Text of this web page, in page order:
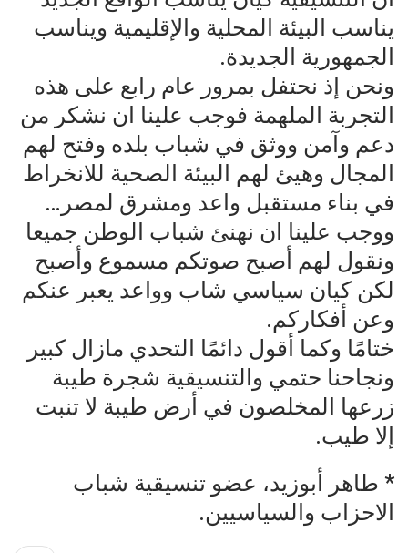
يناسب البيئة المحلية والإقليمية ويناسب
الجمهورية الجديدة.
ونحن إذ نحتفل بمرور عام رابع على هذه
التجربة الملهمة فوجب علينا ان نشكر من
دعم وآمن ووثق في شباب بلده وفتح لهم
المجال وهيئ لهم البيئة الصحية للانخراط
في بناء مستقبل واعد ومشرق لمصر…
ووجب علينا ان نهنئ شباب الوطن جميعا
ونقول لهم أصبح صوتكم مسموع وأصبح
لكن كيان سياسي شاب وواعد يعبر عنكم
وعن أفكاركم.
ختامًا وكما أقول دائمًا التحدي مازال كبير
ونجاحنا حتمي والتنسيقية شجرة طيبة
زرعها المخلصون في أرض طيبة لا تنبت
إلا طيب.
* طاهر أبوزيد، عضو تنسيقية شباب
الاحزاب والسياسيين.